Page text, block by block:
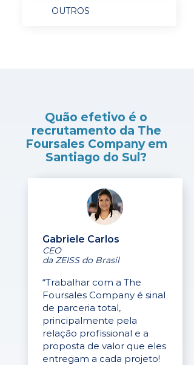
OUTROS
Quão efetivo é o
recrutamento da The
Foursales Company em
Santiago do Sul?
Gabriele Carlos
CEO
da ZEISS do Brasil
“Trabalhar com a The
Foursales Company é sinal
de parceria total,
principalmente pela
relação profissional e a
proposta de valor que eles
entregam a cada projeto!